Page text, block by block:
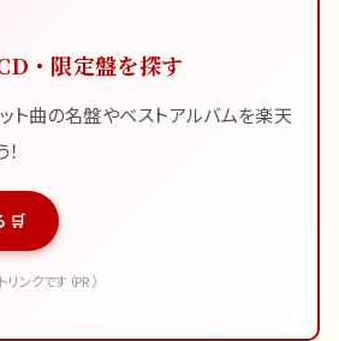
・限定盤を探す
ト曲の名盤やベストアルバムを楽天
🛒
ンクです（PR）